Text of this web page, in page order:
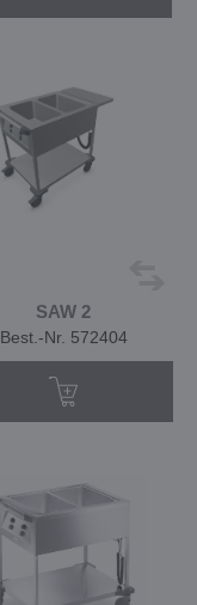
SAW 2
Best.-Nr. 572404